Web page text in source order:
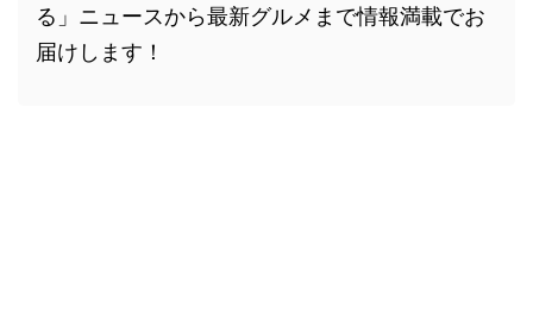
る」ニュースから最新グルメまで情報満載でお
届けします！